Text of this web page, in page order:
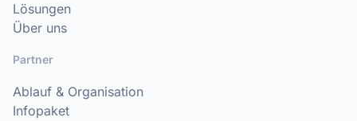
Lösungen
Über uns
Partner
Ablauf & Organisation
Infopaket